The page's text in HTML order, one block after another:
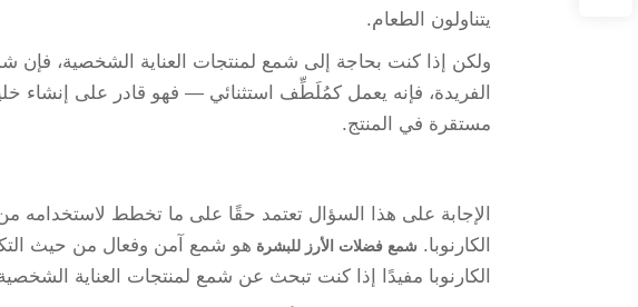
يتناولون الطعام.
ولكن إذا كنت بحاجة إلى شمع لمنتجات العناية الشخصية،
الفريدة، فإنه يعمل كمُلَطِّف استثنائي — فهو قادر على
مستقرة في المنتج.
الإجابة على هذا السؤال تعتمد حقًا على ما تخطط لاستخدامه
الكارنوبا. شمع فضلات الأرز للبشرة هو شمع آمن وفعال من حيث
الكارنوبا مفيدًا إذا كنت تبحث عن شمع لمنتجات العناية